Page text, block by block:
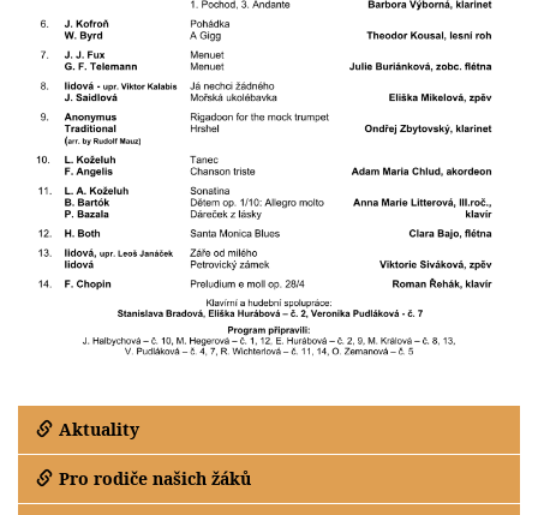
Aktuality
Pro rodiče našich žáků